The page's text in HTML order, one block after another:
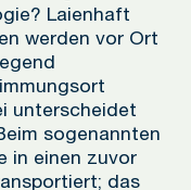
Laienhaft
werden vor Ort
unterscheidet
sogenannten
in einen zuvor
das